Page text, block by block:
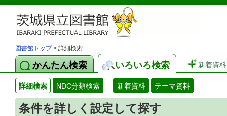
図書館トップ> 詳細検索
かんたん検索 いろいろ検索 新着資料
詳細検索 NDC分類検索 新着資料 テーマ資料
条件を詳しく設定して探す